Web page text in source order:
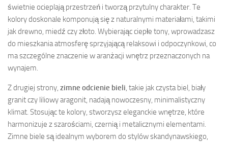
świetnie ocieplają przestrzeń i tworzą przytulny charakter. Te
kolory doskonale komponują się z naturalnymi materiałami, takimi
jak drewno, miedź czy złoto. Wybierając ciepłe tony, wprowadzasz
do mieszkania atmosferę sprzyjającą relaksowi i odpoczynkowi, co
ma szczególne znaczenie w aranżacji wnętrz przeznaczonych na
wynajem.
Z drugiej strony, zimne odcienie bieli , takie jak czysta biel, biały
granit czy liliowy aragonit, nadają nowoczesny, minimalistyczny
klimat. Stosując te kolory, stworzysz eleganckie wnętrze, które
harmonizuje z szarościami, czernią i metalicznymi elementami.
Zimne biele są idealnym wyborem do stylów skandynawskiego,